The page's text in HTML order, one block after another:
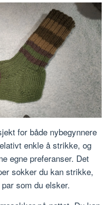
for både nybegynnere
enkle å strikke, og
egne preferanser. Det
sokker du kan strikke,
som du elsker.